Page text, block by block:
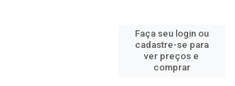
Faça seu login ou
cadastre-se para
ver preços e
comprar